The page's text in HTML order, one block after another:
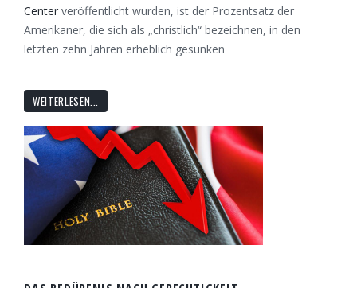
Center veröffentlicht wurden, ist der Prozentsatz der
Amerikaner, die sich als „christlich“ bezeichnen, in den
letzten zehn Jahren erheblich gesunken
WEITERLESEN...